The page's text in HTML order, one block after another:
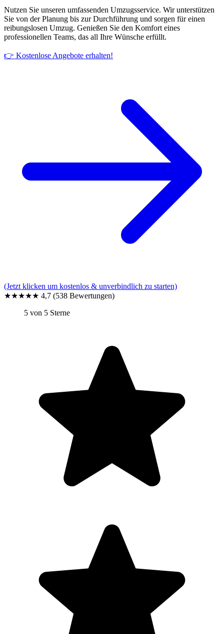
Nutzen Sie unseren umfassenden Umzugsservice. Wir unterstützen
Sie von der Planung bis zur Durchführung und sorgen für einen
reibungslosen Umzug. Genießen Sie den Komfort eines
professionellen Teams, das all Ihre Wünsche erfüllt.
👉 Kostenlose Angebote erhalten!
(Jetzt klicken um kostenlos & unverbindlich zu starten)
★★★★★ 4,7 (538 Bewertungen)
5 von 5 Sterne